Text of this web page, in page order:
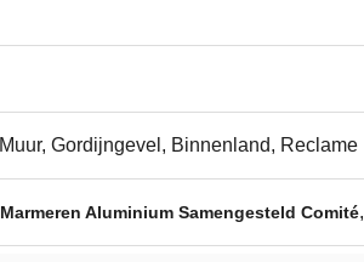
Gordijngevel, Binnenland, Reclame
Aluminium Samengesteld Comité,